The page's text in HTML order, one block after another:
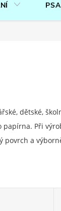
dětské,
papírna. Při
povrch a